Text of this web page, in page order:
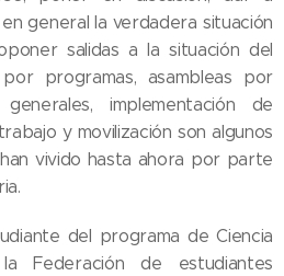
general la verdadera situación
salidas a la situación del
programas, asambleas por
implementación de
y movilización son algunos
vivido hasta ahora por parte
del programa de Ciencia
Federación de estudiantes